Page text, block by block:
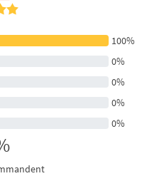
100%
0%
0%
0%
0%